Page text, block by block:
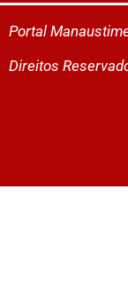
Portal
Direitos